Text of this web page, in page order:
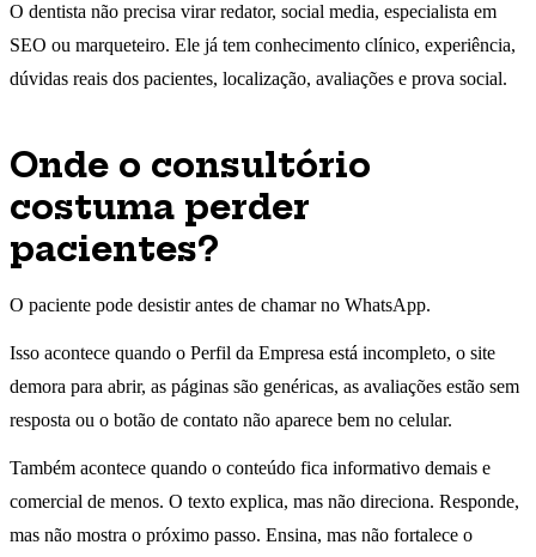
O dentista não precisa virar redator, social media, especialista em
SEO ou marqueteiro. Ele já tem conhecimento clínico, experiência,
dúvidas reais dos pacientes, localização, avaliações e prova social.
Onde o consultório
costuma perder
pacientes?
O paciente pode desistir antes de chamar no WhatsApp.
Isso acontece quando o Perfil da Empresa está incompleto, o site
demora para abrir, as páginas são genéricas, as avaliações estão sem
resposta ou o botão de contato não aparece bem no celular.
Também acontece quando o conteúdo fica informativo demais e
comercial de menos. O texto explica, mas não direciona. Responde,
mas não mostra o próximo passo. Ensina, mas não fortalece o